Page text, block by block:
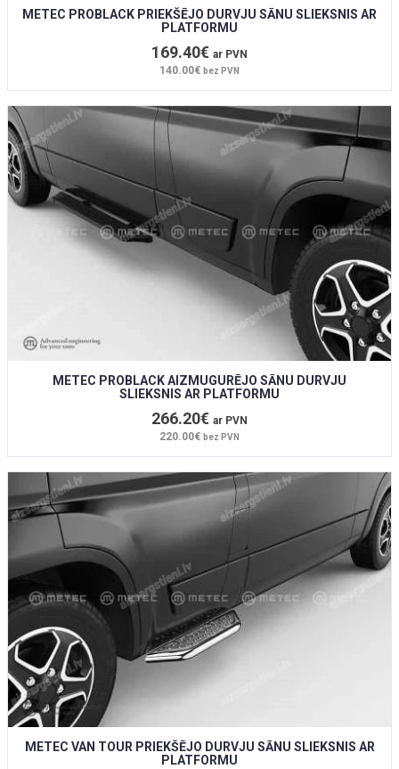
METEC PROBLACK PRIEKŠĒJO DURVJU SĀNU SLIEKSNIS AR
PLATFORMU
169.40€ ar PVN
140.00€ bez PVN
METEC PROBLACK AIZMUGURĒJO SĀNU DURVJU
SLIEKSNIS AR PLATFORMU
266.20€ ar PVN
220.00€ bez PVN
METEC VAN TOUR PRIEKŠĒJO DURVJU SĀNU SLIEKSNIS AR
PLATFORMU